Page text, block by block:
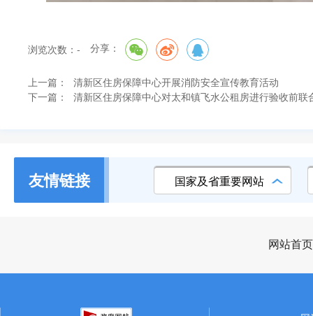
浏览次数： - 分享：
上一篇：
清新区住房保障中心开展消防安全宣传教育活动
下一篇：
清新区住房保障中心对太和镇飞水公租房进行验收前联
友情链接 国家及省重要网站
网站首页